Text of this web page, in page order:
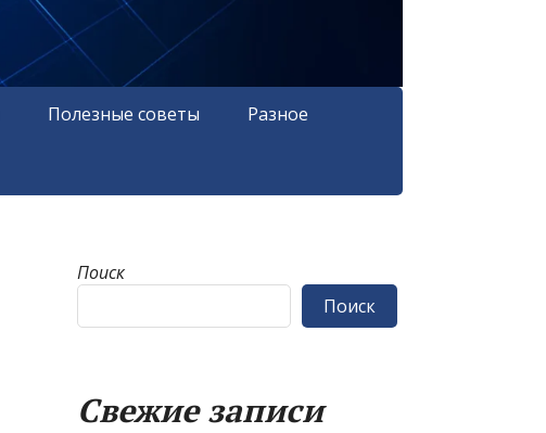
Полезные советы Разное
Поиск
Поиск
Свежие записи